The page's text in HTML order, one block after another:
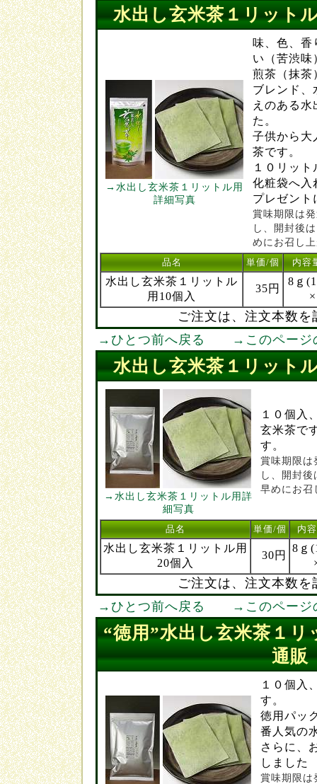
水出し玄米茶１リット
→水出し玄米茶１リットル用
詳細写真
味、色、香
い（苦渋味
煎茶（抹茶
ブレンド、
えのある
た。
子供から大
茶です。
１０リッ
化粧袋へ入
プレゼント
賞味期限は
し、開封後
めにお召し
品名 単価/個 内容
水出し玄米茶１リットル
用10個入
35円
8ｇ
ご注文は、注文本数
→ひとつ前へ戻る
→このページ
水出し玄米茶１リット
→水出し玄米茶１リットル用詳
細写真
１０個入
玄米茶で
す。
賞味期限は
し、開封
早めにお召
品名 単価/個 内
水出し玄米茶１リットル用
20個入
30円
8ｇ
ご注文は、注文本数
→ひとつ前へ戻る
→このページ
“徳用”水出し玄米茶１
通販
１０個入
す。
徳用パッ
番人気の
さらに、
しました
賞味期限は